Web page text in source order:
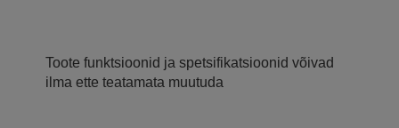
Toote funktsioonid ja spetsifikatsioonid võivad
ilma ette teatamata muutuda